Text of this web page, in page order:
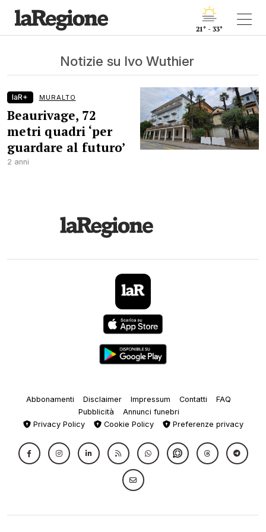
21° - 33°
Notizie su Ivo Wuthier
laR+ MURALTO
Beaurivage, 72
metri quadri ‘per
guardare al futuro’
2 anni
Abbonamenti Disclaimer Impressum Contatti
FAQ
Pubblicità
Annunci funebri
Privacy Policy
Cookie Policy Preferenze privacy